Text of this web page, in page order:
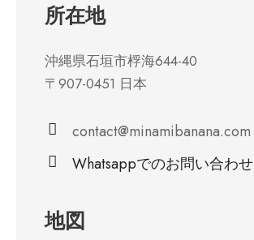
所在地
沖縄県石垣市桴海644-40
〒907-0451 日本
contact@minamibanana.com
Whatsappでのお問い合わせ
地図